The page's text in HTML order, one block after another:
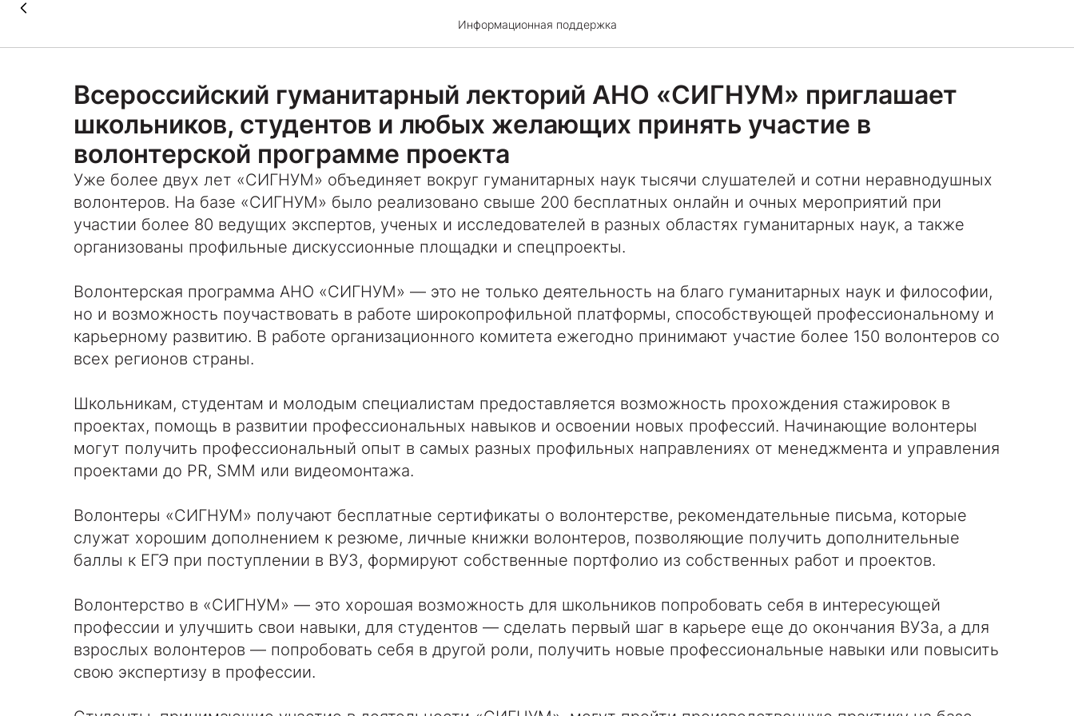
Информационная поддержка
Всероссийский гуманитарный лекторий АНО «СИГНУМ» приглашает
школьников, студентов и любых желающих принять участие в
волонтерской программе проекта
Уже более двух лет «СИГНУМ» объединяет вокруг гуманитарных наук тысячи слушателей и сотни неравнодушных
волонтеров. На базе «СИГНУМ» было реализовано свыше 200 бесплатных онлайн и очных мероприятий при
участии более 80 ведущих экспертов, ученых и исследователей в разных областях гуманитарных наук, а также
организованы профильные дискуссионные площадки и спецпроекты.
Волонтерская программа АНО «СИГНУМ» — это не только деятельность на благо гуманитарных наук и философии,
но и возможность поучаствовать в работе широкопрофильной платформы, способствующей профессиональному и
карьерному развитию. В работе организационного комитета ежегодно принимают участие более 150 волонтеров со
всех регионов страны.
Школьникам, студентам и молодым специалистам предоставляется возможность прохождения стажировок в
проектах, помощь в развитии профессиональных навыков и освоении новых профессий. Начинающие волонтеры
могут получить профессиональный опыт в самых разных профильных направлениях от менеджмента и управления
проектами до PR, SMM или видеомонтажа.
Волонтеры «СИГНУМ» получают бесплатные сертификаты о волонтерстве, рекомендательные письма, которые
служат хорошим дополнением к резюме, личные книжки волонтеров, позволяющие получить дополнительные
баллы к ЕГЭ при поступлении в ВУЗ, формируют собственные портфолио из собственных работ и проектов.
Волонтерство в «СИГНУМ» — это хорошая возможность для школьников попробовать себя в интересующей
профессии и улучшить свои навыки, для студентов — сделать первый шаг в карьере еще до окончания ВУЗа, а для
взрослых волонтеров — попробовать себя в другой роли, получить новые профессиональные навыки или повысить
свою экспертизу в профессии.